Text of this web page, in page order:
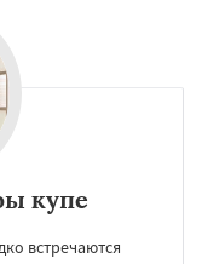
купе
встречаются